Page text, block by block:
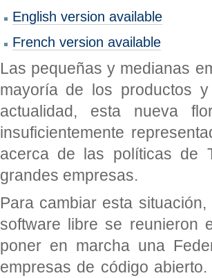
English version available
French version available
Las pequeñas y medianas
mayoría de los productos
actualidad, esta nueva
insuficientemente
acerca de las políticas de
grandes empresas.
Para cambiar esta
software libre se reunieron
poner en marcha una
empresas de código